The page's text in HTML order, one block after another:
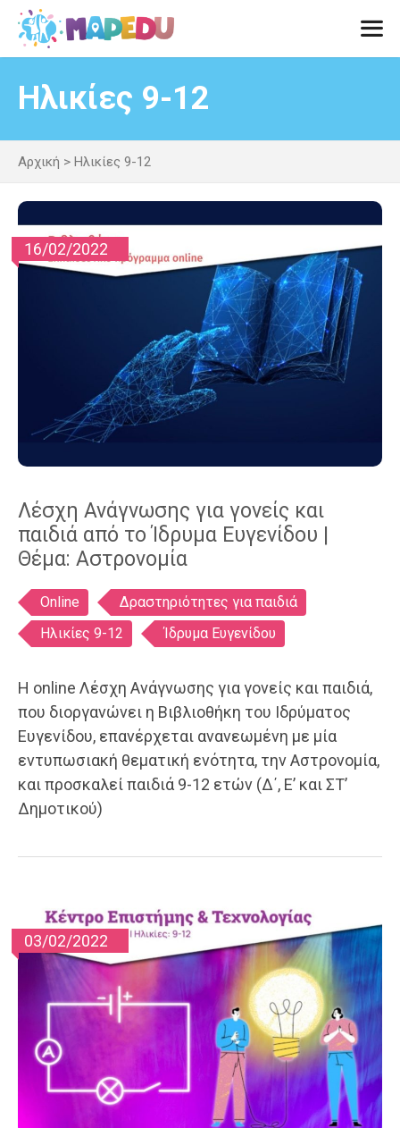
Μετάβαση
περιεχόμενο
Ηλικίες 9-12
Αρχική > Ηλικίες 9-12
Λέσχη Ανάγνωσης για γονείς και
παιδιά από το Ίδρυμα Ευγενίδου |
Θέμα: Αστρονομία
Ετικέτες
Online
Δραστηριότητες για παιδιά
Ηλικίες 9-12
Ίδρυμα Ευγενίδου
16/02/2022
Η online Λέσχη Ανάγνωσης για γονείς και παιδιά,
που διοργανώνει η Βιβλιοθήκη του Ιδρύματος
Ευγενίδου, επανέρχεται ανανεωμένη με μία
εντυπωσιακή θεματική ενότητα, την Αστρονομία,
και προσκαλεί παιδιά 9-12 ετών (Δ΄, Ε’ και ΣΤ’
Δημοτικού)
03/02/2022